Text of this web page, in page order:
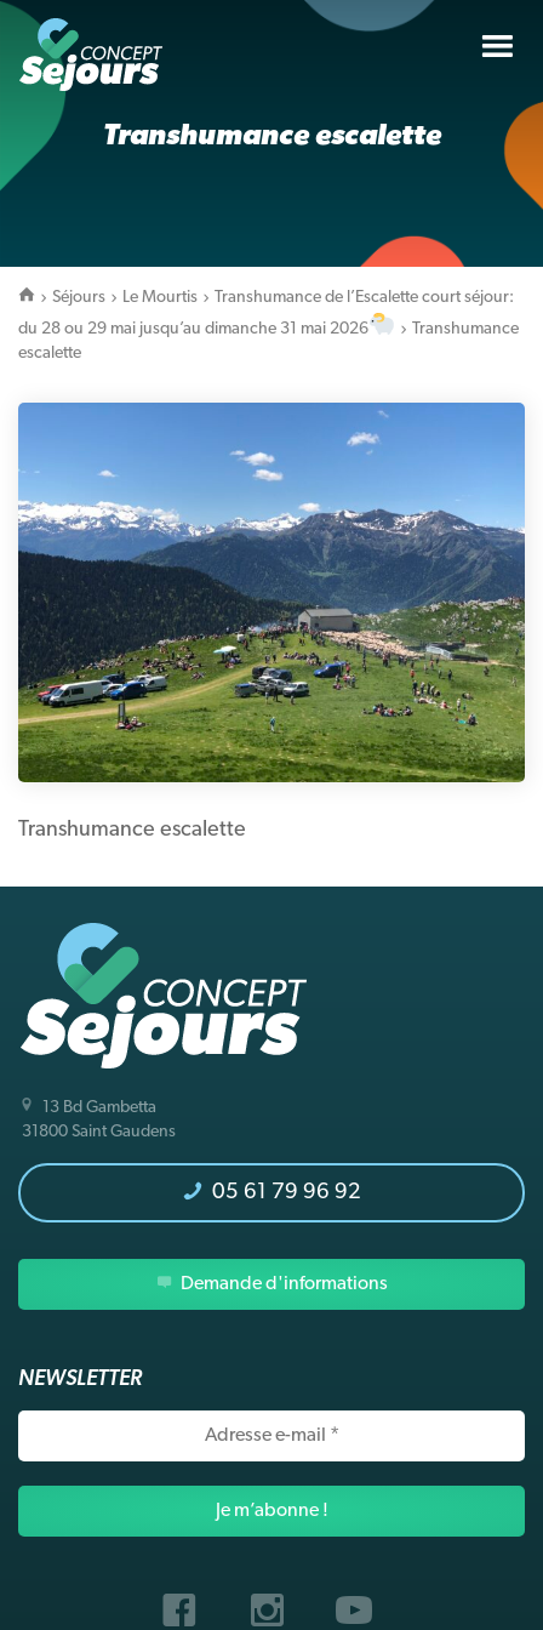
Transhumance escalette
Séjours Le Mourtis
Transhumance de l’Escalette court séjour:
du 28 ou 29 mai jusqu’au dimanche 31 mai 2026
Transhumance
escalette
Transhumance escalette
13 Bd Gambetta
31800 Saint Gaudens
05 61 79 96 92
Demande d'informations
NEWSLETTER
Adresse